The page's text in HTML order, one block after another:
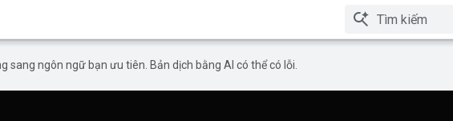
sang ngôn ngữ bạn ưu tiên. Bản dịch bằng AI có thể có lỗi.